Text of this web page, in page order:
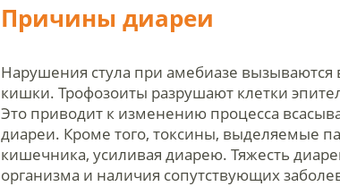
Причины диареи
Нарушения стула при амебиазе вызываются
кишки. Трофозоиты разрушают клетки
Это приводит к изменению процесса
диареи. Кроме того, токсины, выделяемые
кишечника, усиливая диарею. Тяжесть
организма и наличия сопутствующих